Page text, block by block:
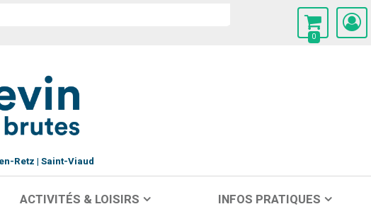
0
Retz Saint-Viaud
ACTIVITÉS & LOISIRS INFOS PRATIQUES